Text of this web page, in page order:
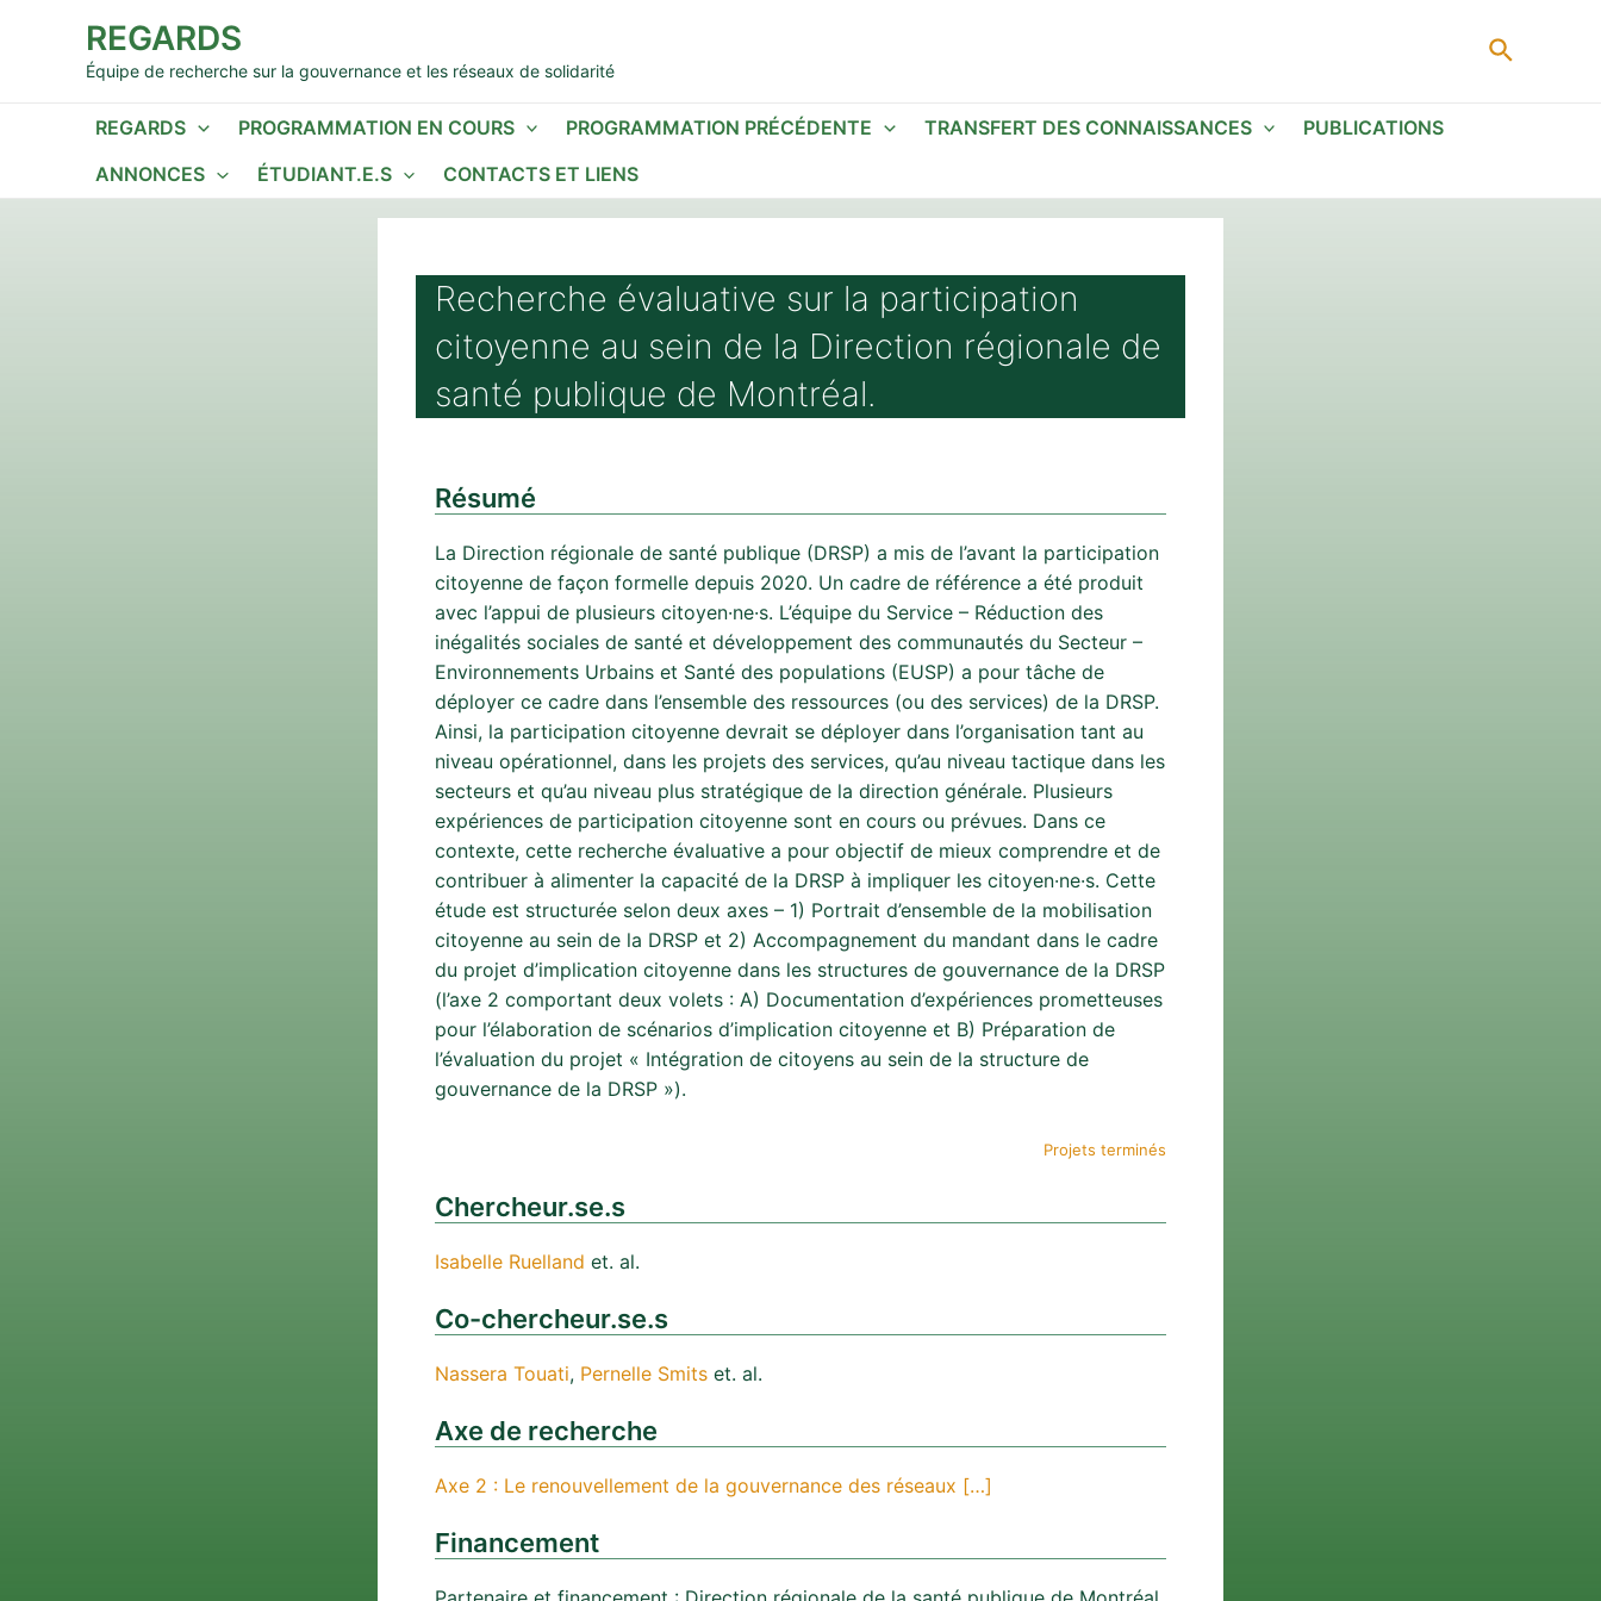
REGARDS
Équipe de recherche sur la gouvernance et les réseaux de solidarité
REGARDS PROGRAMMATION EN COURS PROGRAMMATION PRÉCÉDENTE TRANSFERT DES CONNAISSANCES
PUBLICATIONS
ANNONCES
ÉTUDIANT.E.S CONTACTS ET LIENS
Recherche évaluative sur la participation
citoyenne au sein de la Direction régionale de
santé publique de Montréal.
Résumé
La Direction régionale de santé publique (DRSP) a mis de l’avant la participation
citoyenne de façon formelle depuis 2020. Un cadre de référence a été produit
avec l’appui de plusieurs citoyen·ne·s. L’équipe du Service – Réduction des
inégalités sociales de santé et développement des communautés du Secteur –
Environnements Urbains et Santé des populations (EUSP) a pour tâche de
déployer ce cadre dans l’ensemble des ressources (ou des services) de la DRSP.
Ainsi, la participation citoyenne devrait se déployer dans l’organisation tant au
niveau opérationnel, dans les projets des services, qu’au niveau tactique dans les
secteurs et qu’au niveau plus stratégique de la direction générale. Plusieurs
expériences de participation citoyenne sont en cours ou prévues. Dans ce
contexte, cette recherche évaluative a pour objectif de mieux comprendre et de
contribuer à alimenter la capacité de la DRSP à impliquer les citoyen·ne·s. Cette
étude est structurée selon deux axes – 1) Portrait d’ensemble de la mobilisation
citoyenne au sein de la DRSP et 2) Accompagnement du mandant dans le cadre
du projet d’implication citoyenne dans les structures de gouvernance de la DRSP
(l’axe 2 comportant deux volets : A) Documentation d’expériences prometteuses
pour l’élaboration de scénarios d’implication citoyenne et B) Préparation de
l’évaluation du projet « Intégration de citoyens au sein de la structure de
gouvernance de la DRSP »).
Projets terminés
Chercheur.se.s
Isabelle Ruelland et. al.
Co-chercheur.se.s
Nassera Touati, Pernelle Smits et. al.
Axe de recherche
Axe 2 : Le renouvellement de la gouvernance des réseaux […]
Financement